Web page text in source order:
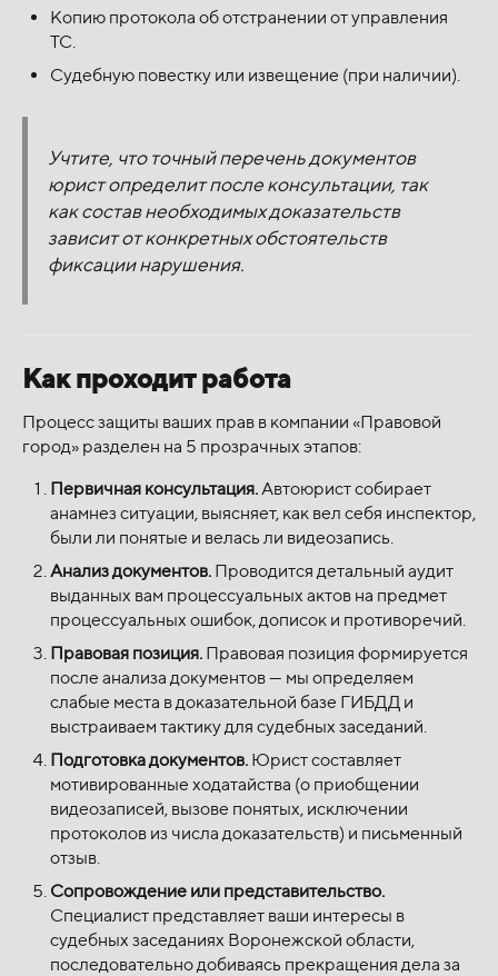
Копию протокола об отстранении от управления
ТС.
Судебную повестку или извещение (при наличии).
Учтите, что точный перечень документов
юрист определит после консультации, так
как состав необходимых доказательств
зависит от конкретных обстоятельств
фиксации нарушения.
Как проходит работа
Процесс защиты ваших прав в компании «Правовой
город» разделен на 5 прозрачных этапов:
Первичная консультация. Автоюрист собирает
анамнез ситуации, выясняет, как вел себя инспектор,
были ли понятые и велась ли видеозапись.
Анализ документов. Проводится детальный аудит
выданных вам процессуальных актов на предмет
процессуальных ошибок, дописок и противоречий.
Правовая позиция. Правовая позиция формируется
после анализа документов — мы определяем
слабые места в доказательной базе ГИБДД и
выстраиваем тактику для судебных заседаний.
Подготовка документов. Юрист составляет
мотивированные ходатайства (о приобщении
видеозаписей, вызове понятых, исключении
протоколов из числа доказательств) и письменный
отзыв.
Сопровождение или представительство.
Специалист представляет ваши интересы в
судебных заседаниях Воронежской области,
последовательно добиваясь прекращения дела за